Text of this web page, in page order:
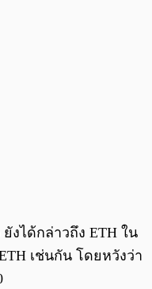
งได้กล่าวถึง ETH ใน
เช่นกัน โดยหวังว่า